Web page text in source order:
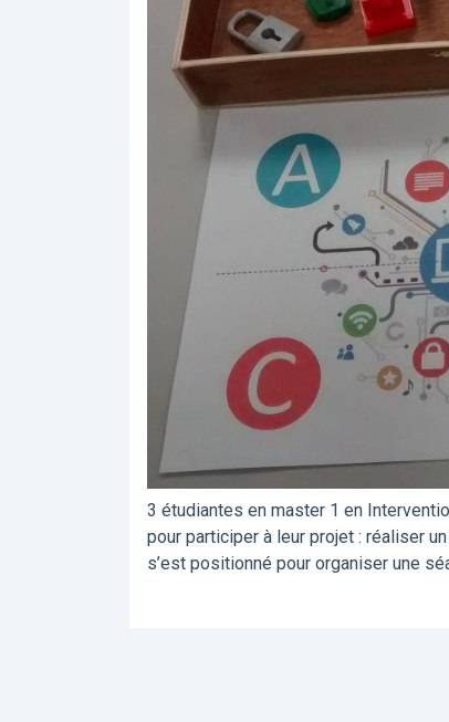
3 étudiantes en master 1 en
pour participer à leur projet : réaliser
s’est positionné pour organiser une